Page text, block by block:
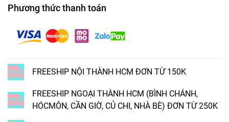
Phương thức thanh toán
FREESHIP NỘI THÀNH HCM ĐƠN TỪ 150K
FREESHIP NGOẠI THÀNH HCM (BÌNH CHÁNH,
HÓCMÔN, CẦN GIỜ, CỦ CHI, NHÀ BÈ) ĐƠN TỪ 250K